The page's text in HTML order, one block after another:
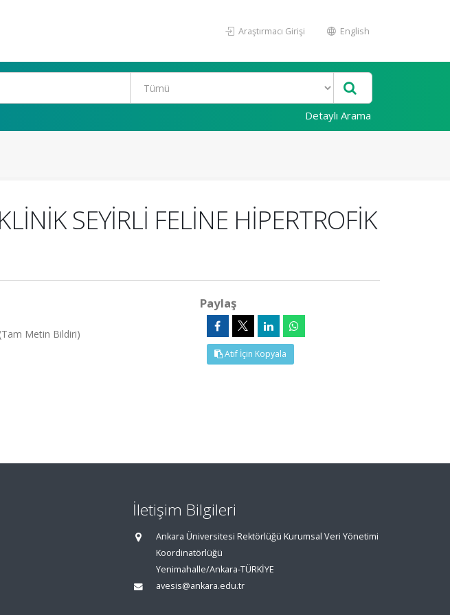
Araştırmacı Girişi English
Detaylı Arama
SEYİRLİ FELİNE HİPERTROFİK
Metin Bildiri)
Paylaş
Atıf İçin Kopyala
İletişim Bilgileri
Ankara Üniversitesi Rektörlüğü Kurumsal Veri Yönetimi
Koordinatörlüğü
Yenimahalle/Ankara-TÜRKİYE
avesis@ankara.edu.tr